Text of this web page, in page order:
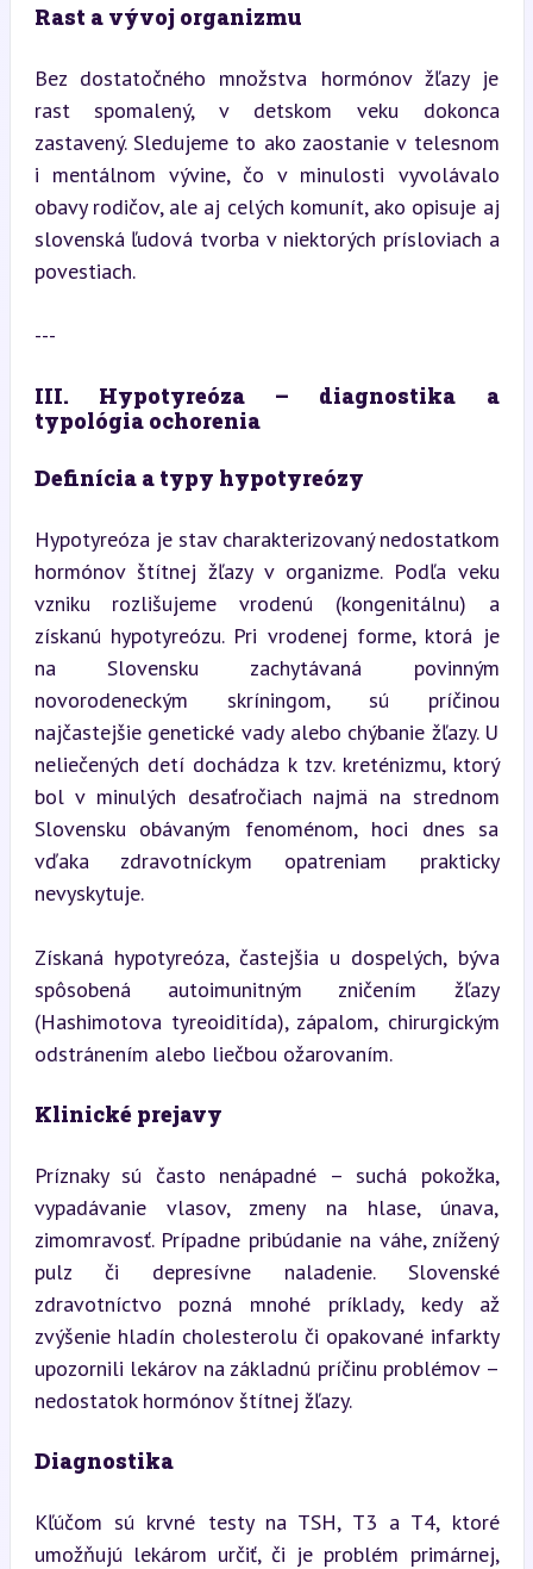
Rast a vývoj organizmu
Bez dostatočného množstva hormónov žľazy je
rast spomalený, v detskom veku dokonca
zastavený. Sledujeme to ako zaostanie v telesnom
i mentálnom vývine, čo v minulosti vyvolávalo
obavy rodičov, ale aj celých komunít, ako opisuje aj
slovenská ľudová tvorba v niektorých prísloviach a
povestiach.
---
III. Hypotyreóza – diagnostika a
typológia ochorenia
Definícia a typy hypotyreózy
Hypotyreóza je stav charakterizovaný nedostatkom
hormónov štítnej žľazy v organizme. Podľa veku
vzniku rozlišujeme vrodenú (kongenitálnu) a
získanú hypotyreózu. Pri vrodenej forme, ktorá je
na Slovensku zachytávaná povinným
novorodeneckým skríningom, sú príčinou
najčastejšie genetické vady alebo chýbanie žľazy. U
neliečených detí dochádza k tzv. kreténizmu, ktorý
bol v minulých desaťročiach najmä na strednom
Slovensku obávaným fenoménom, hoci dnes sa
vďaka zdravotníckym opatreniam prakticky
nevyskytuje.
Získaná hypotyreóza, častejšia u dospelých, býva
spôsobená autoimunitným zničením žľazy
(Hashimotova tyreoiditída), zápalom, chirurgickým
odstránením alebo liečbou ožarovaním.
Klinické prejavy
Príznaky sú často nenápadné – suchá pokožka,
vypadávanie vlasov, zmeny na hlase, únava,
zimomravosť. Prípadne pribúdanie na váhe, znížený
pulz či depresívne naladenie. Slovenské
zdravotníctvo pozná mnohé príklady, kedy až
zvýšenie hladín cholesterolu či opakované infarkty
upozornili lekárov na základnú príčinu problémov –
nedostatok hormónov štítnej žľazy.
Diagnostika
Kľúčom sú krvné testy na TSH, T3 a T4, ktoré
umožňujú lekárom určiť, či je problém primárnej,